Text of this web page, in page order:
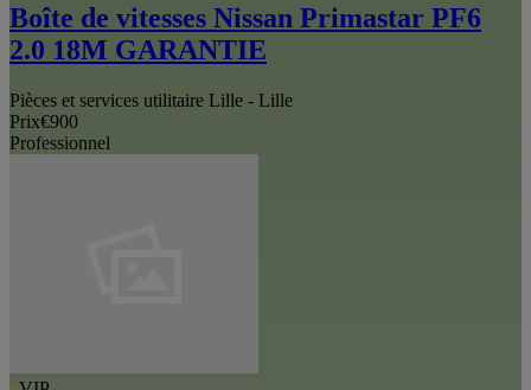
Boîte de vitesses Nissan Primastar PF6
2.0 18M GARANTIE
Pièces et services utilitaire Lille - Lille
Prix€900
Professionnel